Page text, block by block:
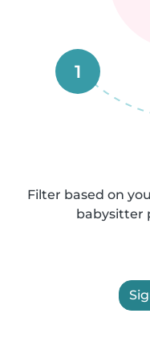
1
Filter based on
babysitter